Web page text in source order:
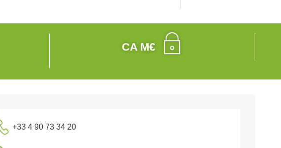
CA M€
+33 4 90 73 34 20